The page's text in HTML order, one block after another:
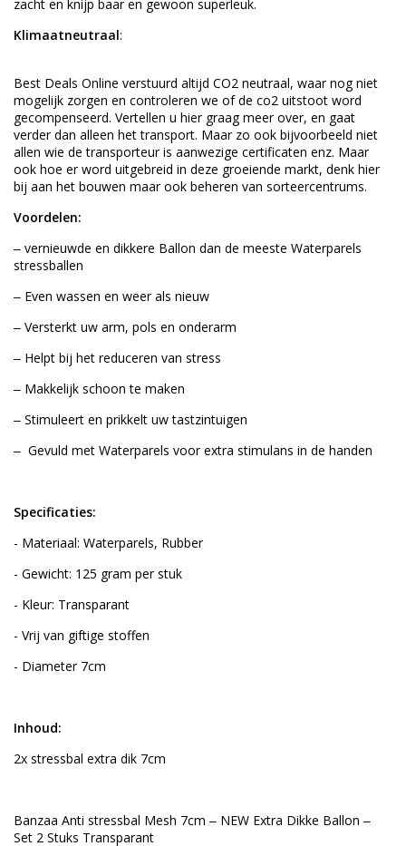
zacht en knijp baar en gewoon superleuk.
Klimaatneutraal:
Best Deals Online verstuurd altijd CO2 neutraal, waar nog niet
mogelijk zorgen en controleren we of de co2 uitstoot word
gecompenseerd. Vertellen u hier graag meer over, en gaat
verder dan alleen het transport. Maar zo ook bijvoorbeeld niet
allen wie de transporteur is aanwezige certificaten enz. Maar
ook hoe er word uitgebreid in deze groeiende markt, denk hier
bij aan het bouwen maar ook beheren van sorteercentrums.
Voordelen:
‒ vernieuwde en dikkere Ballon dan de meeste Waterparels
stressballen
‒ Even wassen en weer als nieuw
‒ Versterkt uw arm, pols en onderarm
‒ Helpt bij het reduceren van stress
‒ Makkelijk schoon te maken
‒ Stimuleert en prikkelt uw tastzintuigen
‒ Gevuld met Waterparels voor extra stimulans in de handen
Specificaties:
- Materiaal: Waterparels, Rubber
- Gewicht: 125 gram per stuk
- Kleur: Transparant
- Vrij van giftige stoffen
- Diameter 7cm
Inhoud:
2x stressbal extra dik 7cm
Banzaa Anti stressbal Mesh 7cm ‒ NEW Extra Dikke Ballon ‒
Set 2 Stuks Transparant